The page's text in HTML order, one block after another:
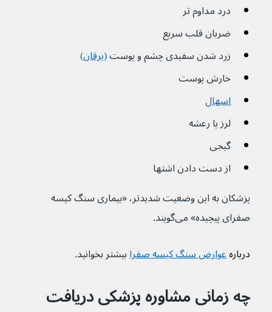
درد مداوم تر
ضربان قلب سریع
زرد شدن سفیدی چشم و پوست (یرقان)
خارش پوست
اسهال
لرز یا رعشه
گیجی
از دست دادن اشتها
پزشکان به این وضعیت شدیدتر، «بیماری سنگ کیسه
صفرای پیچیده» می‌گویند.
درباره عوارض سنگ کیسه صفرابیشتر بخوانید.
چه زمانی مشاوره پزشکی دریافت